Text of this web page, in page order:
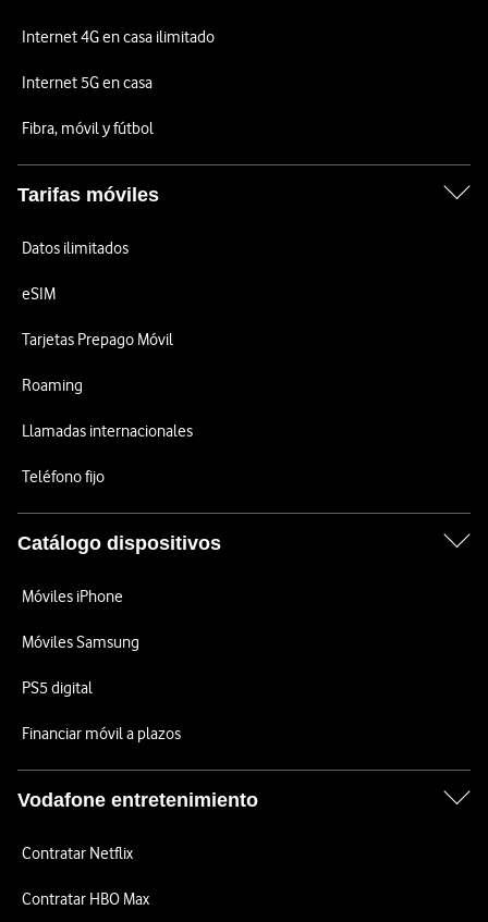
Internet 4G en casa ilimitado
Internet 5G en casa
Fibra, móvil y fútbol
Tarifas móviles
Datos ilimitados
eSIM
Tarjetas Prepago Móvil
Roaming
Llamadas internacionales
Teléfono fijo
Catálogo dispositivos
Móviles iPhone
Móviles Samsung
PS5 digital
Financiar móvil a plazos
Vodafone entretenimiento
Contratar Netflix
Contratar HBO Max